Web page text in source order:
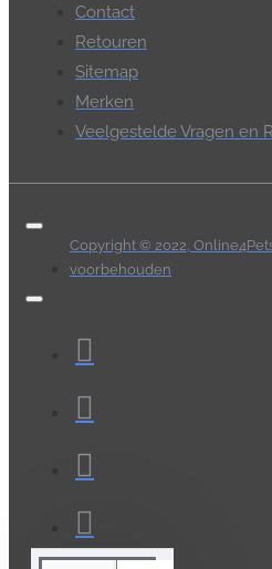
Contact
Retouren
Sitemap
Merken
Veelgestelde Vragen en
Copyright © 2022,
voorbehouden